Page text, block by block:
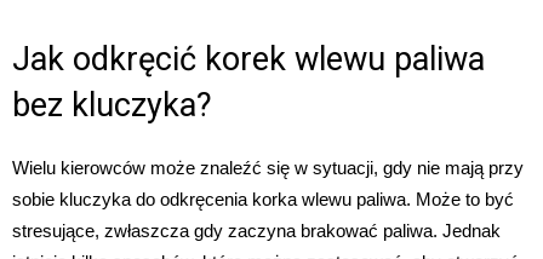
Jak odkręcić korek wlewu paliwa
bez kluczyka?
Wielu kierowców może znaleźć się w sytuacji, gdy nie mają przy
sobie kluczyka do odkręcenia korka wlewu paliwa. Może to być
stresujące, zwłaszcza gdy zaczyna brakować paliwa. Jednak